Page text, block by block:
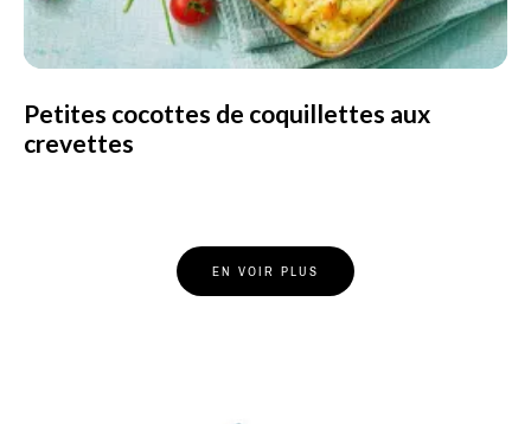
Petites cocottes de coquillettes aux
crevettes
EN VOIR PLUS